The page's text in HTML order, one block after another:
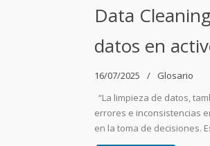
Data
datos en
16/07/2025
Glosario
“La limpieza de datos,
errores e inconsistencias
en la toma de decisiones.